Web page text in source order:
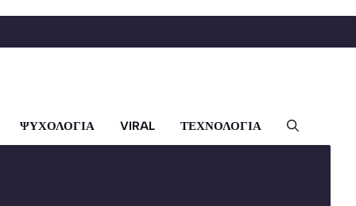
ΨΥΧΟΛΟΓΙΑ VIRAL ΤΕΧΝΟΛΟΓΙΑ